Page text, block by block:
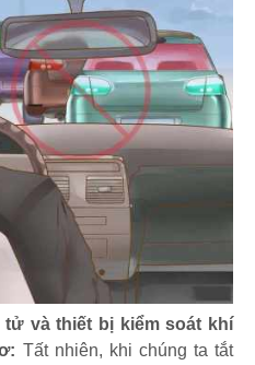
và thiết bị kiểm soát khí
Tất nhiên, khi chúng ta tắt